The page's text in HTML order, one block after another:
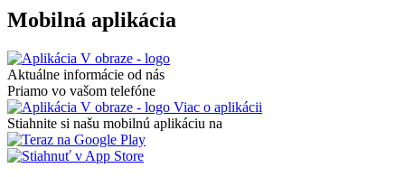
Mobilná aplikácia
Aktuálne informácie od nás
Priamo vo vašom telefóne
Viac o aplikácii
Stiahnite si našu mobilnú aplikáciu na